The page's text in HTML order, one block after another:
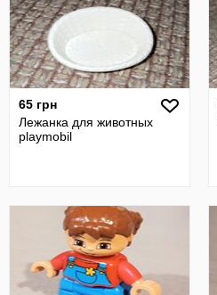
65 грн
Лежанка для животных
playmobil